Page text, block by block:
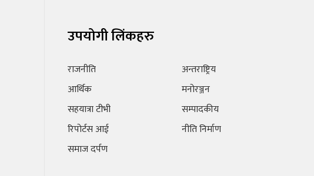
उपयोगी लिंकहरु
राजनीति
आर्थिक
सहयात्रा टीभी
रिपोर्टस आई
समाज दर्पण
अन्तराष्ट्रिय
मनोरञ्जन
सम्पादकीय
नीति निर्माण